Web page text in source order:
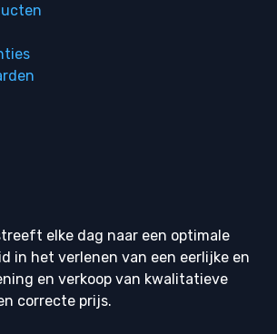
elke dag naar een optimale
in het verlenen van een eerlijke en
en verkoop van kwalitatieve
correcte prijs.